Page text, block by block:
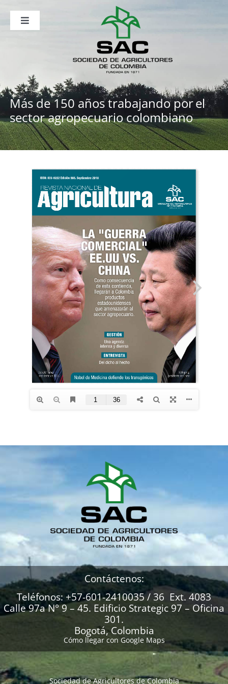
contenido
Toggle
Publicaciones
Sala de Prensa
Eventos
Más de 150 años trabajando porel
sector agropecuario colombiano
Contáctenos:
Teléfonos: +57-601-2410035 / 36 Ext. 4083
Calle 97a N° 9 – 45. Edificio Strategic 97 – Oficina
301.
Bogotá, Colombia
Cómo llegar con Google Maps
Sociedad de Agricultores de Colombia